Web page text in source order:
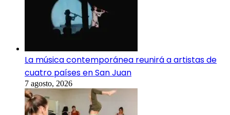
La música contemporánea reunirá a artistas de
cuatro países en San Juan
7 agosto, 2026